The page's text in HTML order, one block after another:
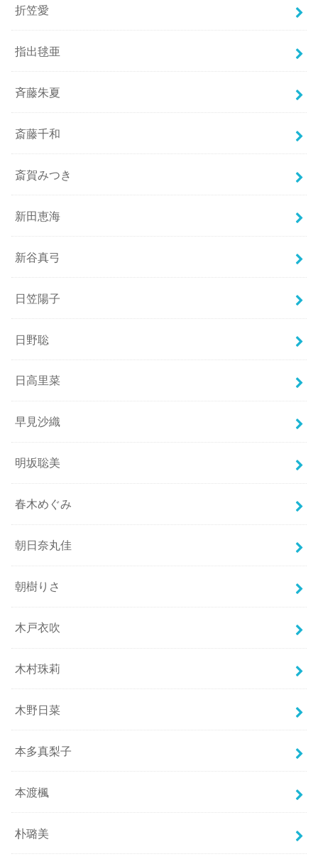
折笠愛
指出毬亜
斉藤朱夏
斎藤千和
斎賀みつき
新田恵海
新谷真弓
日笠陽子
日野聡
日高里菜
早見沙織
明坂聡美
春木めぐみ
朝日奈丸佳
朝樹りさ
木戸衣吹
木村珠莉
木野日菜
本多真梨子
本渡楓
朴璐美